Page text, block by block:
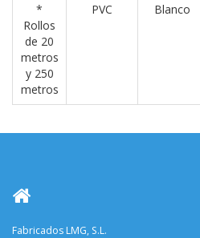
*
Rollos
de 20
metros
y 250
metros
PVC Blanco
Fabricados LMG, S.L.